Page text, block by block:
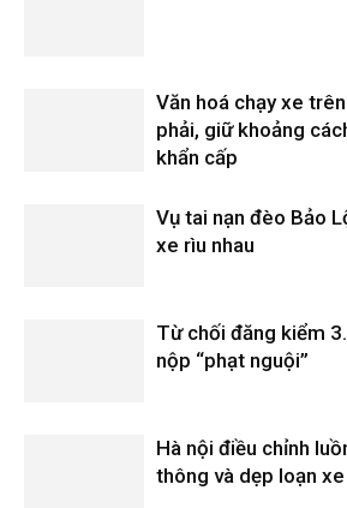
Văn hoá chạy xe
phải, giữ khoảng
khẩn cấp
Vụ tai nạn đèo Bảo
xe rìu nhau
Từ chối đăng kiểm
nộp “phạt nguội”
Hà nội điều chỉnh
thông và dẹp loạn xe